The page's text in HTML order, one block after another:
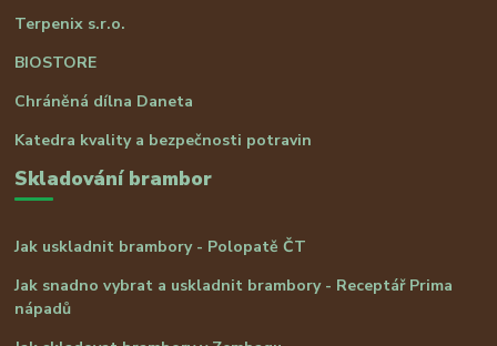
Terpenix s.r.o.
BIOSTORE
Chráněná dílna Daneta
Katedra kvality a bezpečnosti potravin
Skladování brambor
Jak uskladnit brambory - Polopatě ČT
Jak snadno vybrat a uskladnit brambory - Receptář Prima
nápadů